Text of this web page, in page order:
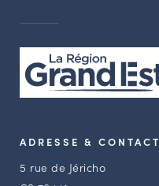
ADRESSE & CONTACT
5 rue de Jéricho